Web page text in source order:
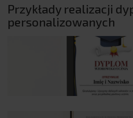
Przykłady realizacji
personalizowanych